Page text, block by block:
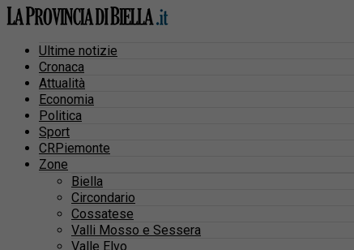
Ultime notizie
Cronaca
Attualità
Economia
Politica
Sport
CRPiemonte
Zone
Biella
Circondario
Cossatese
Valli Mosso e Sessera
Valle Elvo